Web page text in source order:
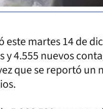
martes 14 de
4.555 nuevos
que se reportó